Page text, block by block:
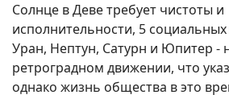
Солнце в Деве требует чистоты и
исполнительности, 5
Уран, Нептун, Сатурн и Юпитер -
ретроградном движении, что
однако жизнь общества в это